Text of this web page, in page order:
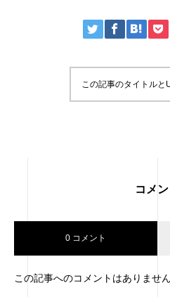
この記事のタイトルと
コメン
0 コメント
この記事へのコメントはありません